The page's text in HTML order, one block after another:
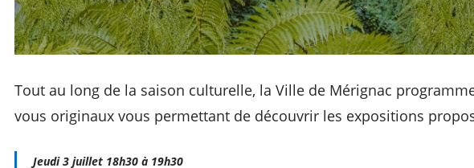
Tout au long de la saison culturelle, la Ville de Mérignac
vous originaux vous permettant de découvrir les expositions
Jeudi 3 juillet 18h30 à 19h30